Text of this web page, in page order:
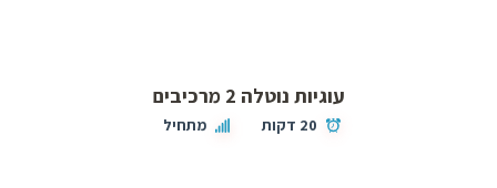
עוגיות נוטלה 2 מרכיבים
20 דקות מתחיל